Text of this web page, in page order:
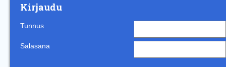
Kirjaudu
Tunnus
Salasana